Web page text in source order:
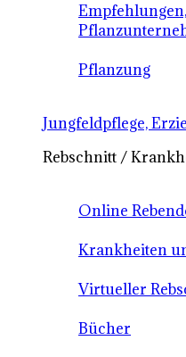
Pflanzung
Jungfeldpflege,
Rebschnitt /
Online
Krankheiten
Virtueller
Bücher